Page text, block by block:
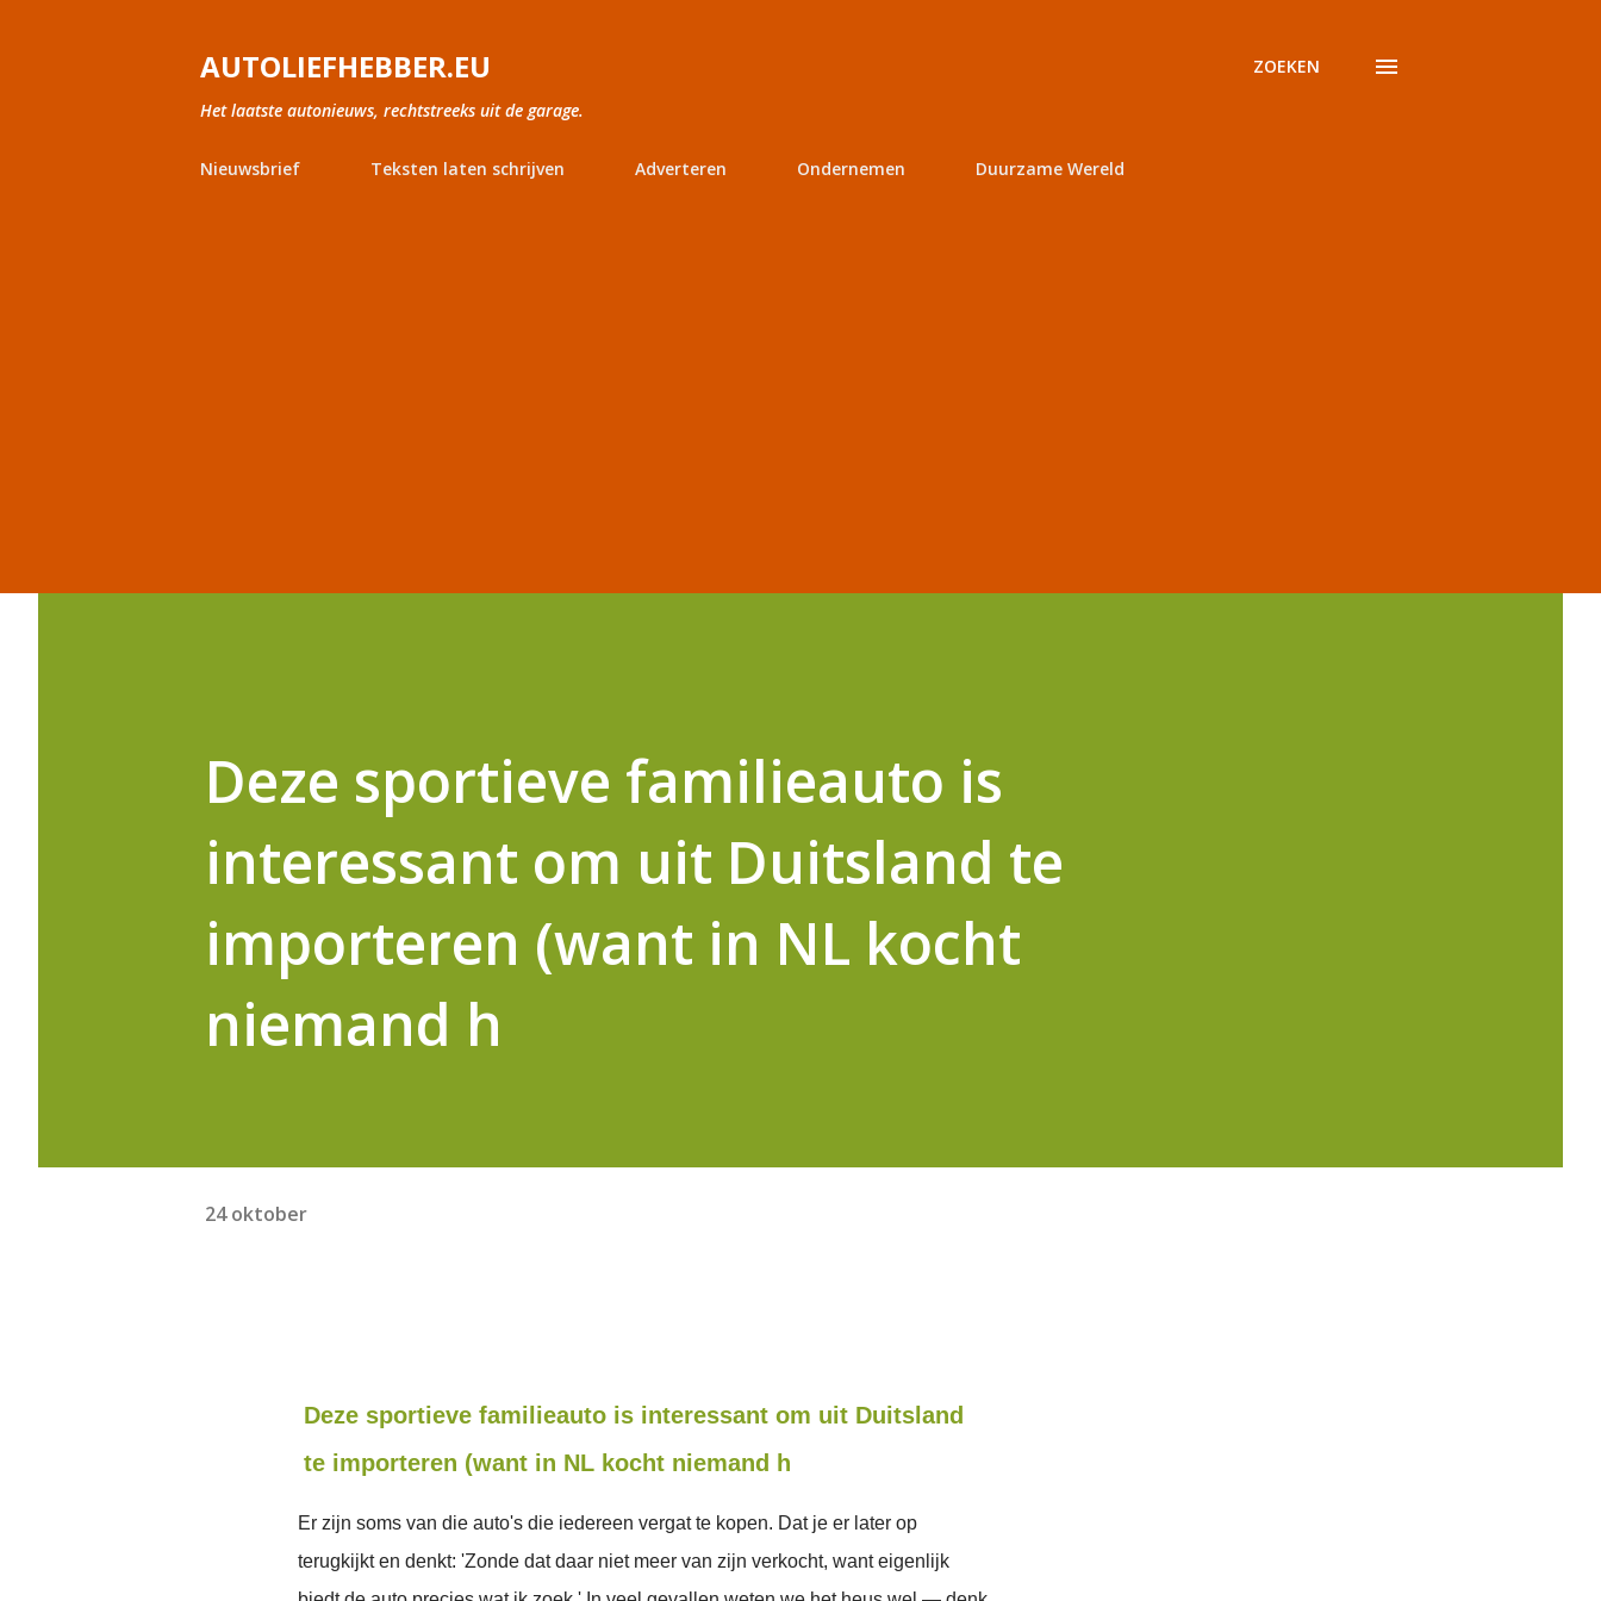
AUTOLIEFHEBBER.EU
Het laatste autonieuws, rechtstreeks uit de garage.
ZOEKEN
Nieuwsbrief Teksten laten schrijven Adverteren Ondernemen Duurzame Wereld
Deze sportieve familieauto is
interessant om uit Duitsland te
importeren (want in NL kocht
niemand h
24 oktober
Deze sportieve familieauto is interessant om uit Duitsland
te importeren (want in NL kocht niemand h
Er zijn soms van die auto's die iedereen vergat te kopen. Dat je er later op
terugkijkt en denkt: 'Zonde dat daar niet meer van zijn verkocht, want eigenlijk